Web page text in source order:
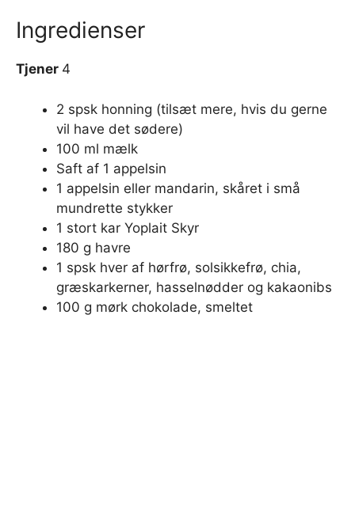
Ingredienser
Tjener 4
2 spsk honning (tilsæt mere, hvis du gerne
vil have det sødere)
100 ml mælk
Saft af 1 appelsin
1 appelsin eller mandarin, skåret i små
mundrette stykker
1 stort kar Yoplait Skyr
180 g havre
1 spsk hver af hørfrø, solsikkefrø, chia,
græskarkerner, hasselnødder og kakaonibs
100 g mørk chokolade, smeltet